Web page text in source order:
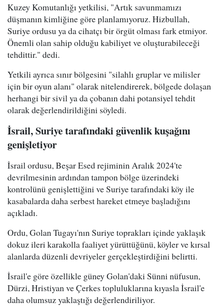
Kuzey Komutanlığı yetkilisi, "Artık savunmamızı
düşmanın kimliğine göre planlamıyoruz. Hizbullah,
Suriye ordusu ya da cihatçı bir örgüt olması fark etmiyor.
Önemli olan sahip olduğu kabiliyet ve oluşturabileceği
tehdittir." dedi.
Yetkili ayrıca sınır bölgesini "silahlı gruplar ve milisler
için bir oyun alanı" olarak nitelendirerek, bölgede dolaşan
herhangi bir sivil ya da çobanın dahi potansiyel tehdit
olarak değerlendirildiğini söyledi.
İsrail, Suriye tarafındaki güvenlik kuşağını
genişletiyor
İsrail ordusu, Beşar Esed rejiminin Aralık 2024'te
devrilmesinin ardından tampon bölge üzerindeki
kontrolünü genişlettiğini ve Suriye tarafındaki köy ile
kasabalarda daha serbest hareket etmeye başladığını
açıkladı.
Ordu, Golan Tugayı'nın Suriye toprakları içinde yaklaşık
dokuz ileri karakolla faaliyet yürüttüğünü, köyler ve kırsal
alanlarda düzenli devriyeler gerçekleştirdiğini belirtti.
İsrail'e göre özellikle güney Golan'daki Sünni nüfusun,
Dürzi, Hristiyan ve Çerkes topluluklarına kıyasla İsrail'e
daha olumsuz yaklaştığı değerlendiriliyor.